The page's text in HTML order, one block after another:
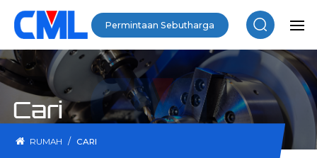
Permintaan Sebutharga
Cari
RUMAH / CARI